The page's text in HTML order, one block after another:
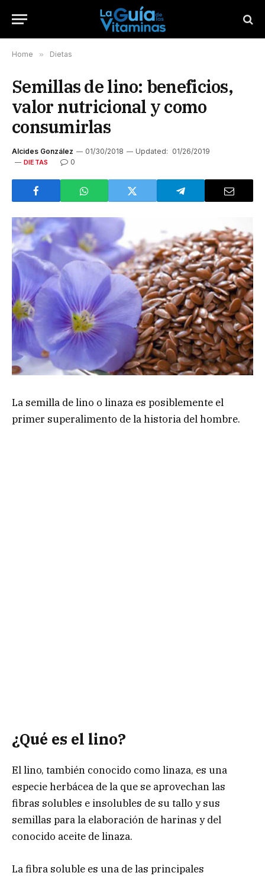
Home » Dietas
Semillas de lino: beneficios,
valor nutricional y como
consumirlas
Alcides González 01/30/2018 Updated: 01/26/2019
DIETAS 0
La semilla de lino o linaza es posiblemente el
primer superalimento de la historia del hombre.
¿Qué es el lino?
El lino, también conocido como linaza, es una
especie herbácea de la que se aprovechan las
fibras solubles e insolubles de su tallo y sus
semillas para la elaboración de harinas y del
conocido aceite de linaza.
La fibra soluble es una de las principales